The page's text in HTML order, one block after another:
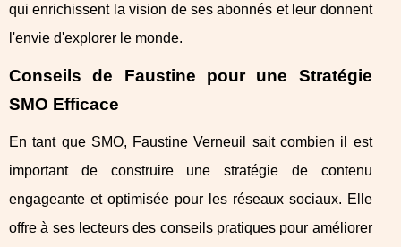
qui enrichissent la vision de ses abonnés et leur donnent
l'envie d'explorer le monde.
Conseils de Faustine pour une Stratégie
SMO Efficace
En tant que SMO, Faustine Verneuil sait combien il est
important de construire une stratégie de contenu
engageante et optimisée pour les réseaux sociaux. Elle
offre à ses lecteurs des conseils pratiques pour améliorer